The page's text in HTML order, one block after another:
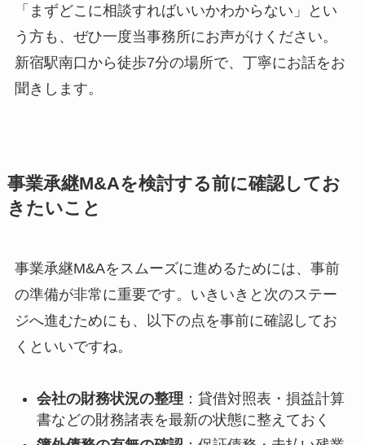
「まずどこに相談すればいいかわからない」とい
う方も、ぜひ一度当事務所にお声がけください。
新宿駅南口から徒歩7分の場所で、丁寧にお話をお
聞きします。
事業承継M&Aを検討する前に確認してお
きたいこと
事業承継M&Aをスムーズに進めるためには、事前
の準備が非常に重要です。いきいきと次のステー
ジへ進むためにも、以下の点を事前に確認してお
くといいですね。
会社の財務状況の整理 ：貸借対照表・損益計算
書などの財務諸表を最新の状態に整えておく